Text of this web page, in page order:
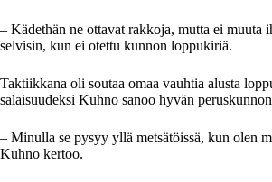
– Kädethän ne ottavat rakkoja, mutta ei muuta
selvisin, kun ei otettu kunnon loppukiriä.
Taktiikkana oli soutaa omaa vauhtia alusta
salaisuudeksi Kuhno sanoo hyvän
– Minulla se pysyy yllä metsätöissä, kun olen
Kuhno kertoo.